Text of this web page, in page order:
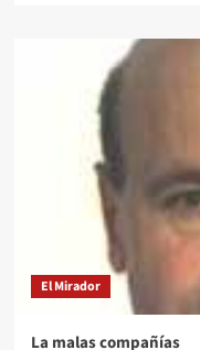
El Mirador
La malas compañías